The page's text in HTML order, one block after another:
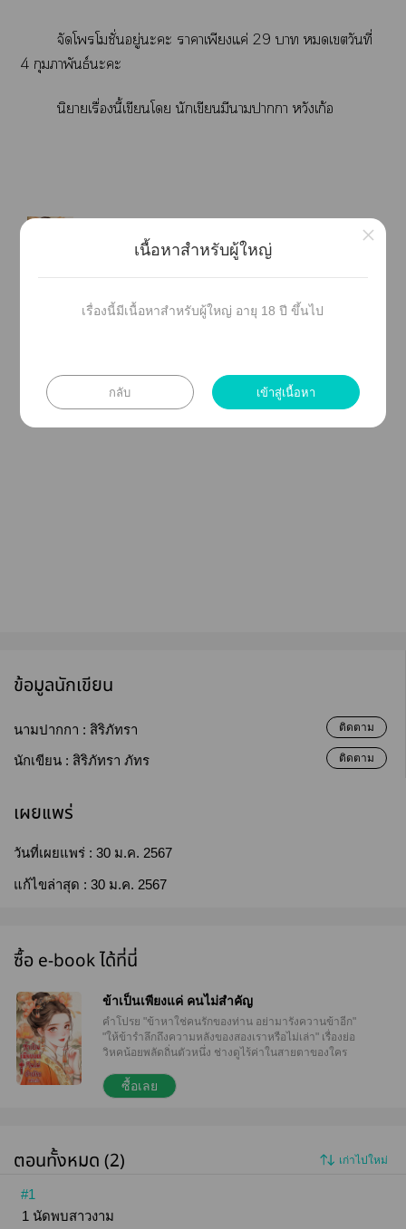
จัดโรโชั่ยู่ะะ าาเพียงแค่ 29 า เวันที่
4 กุมภาพันธ์ะะ
นิยายเรื่องนี้เขียนโ นักเขียนมีนามาา หวังเก้อ
ข้อมูลนักเขียน
นามปากกา : สิริภัทรา ติดตาม
นักเขียน : สิริภัทรา ภัทร ติดตาม
เผยแพร่
วันที่เผยแพร่ : 30 ม.ค. 2567
แก้ไขล่าสุด : 30 ม.ค. 2567
ซื้อ e-book ได้ที่นี่
ข้าเป็นเพียงแค่ คนไม่สำคัญ
คำโปรย "ข้าหาใช่คนรักของท่าน อย่ามารังควานข้าอีก"
"ให้ข้ารำลึกถึงความหลังของสองเราหรือไม่เล่า" เรื่องย่อ
วิหคน้อยพลัดถิ่นตัวหนึ่ง ช่างดูไร้ค่าในสายตาของใคร
ตระกูลเจียง แห่งเจียงหนาน จากเด็กสาวอายุสิบแปดที่
แสนสดใสน่ารักราวกับบุปผาที่เพิ่งผลิบาน กลับกลายเป็น
เจียงหยาง เพื่อตามหามารดาที่ทอดทิ้งไป แต่ทว่าเหตุใด
เขาต้องกล่าวอ้างให้ข้ากลับไปตกแต่งเป็นฮูหยินของเขา
ซื้อเลย
ตอนทั้งหมด (2) เก่าไปใหม่
#1
1 นัดพบสาวงาม
เนื้อหาสำหรับผู้ใหญ่
เรื่องนี้มีเนื้อหาสำหรับผู้ใหญ่ อายุ 18 ปี ขึ้นไป
กลับ เข้าสู่เนื้อหา
×